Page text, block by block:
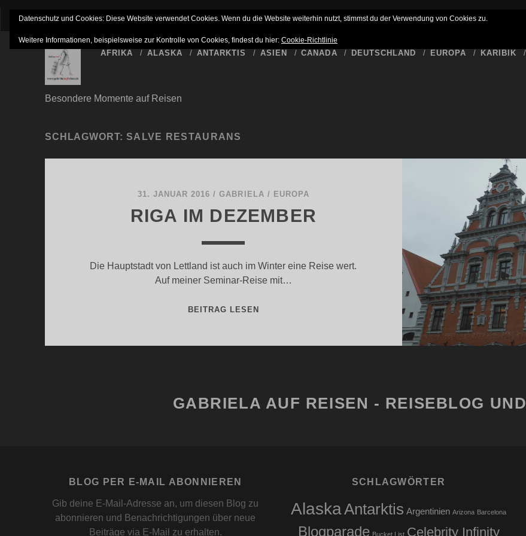
IMPRESSUM NETTIQUETTE HAFTUNGSAUSSCHLUSS BUCKET LIST WER SCHREIBT HIER
Besondere Momente auf Reisen
AFRIKA ALASKA ANTARKTIS ASIEN CANADA DEUTSCHLAND EUROPA KARIBIK
SCHLAGWORT:SALVE RESTAURANS
31. JANUAR 2016 /GABRIELA / EUROPA
RIGA IM DEZEMBER
Die Hauptstadt von Lettland ist auch im Winter eine Reise wert.
Auf meiner Seminar-Reise mit…
BEITRAG LESEN
GABRIELA AUF REISEN - REISEBLOG
BLOG PER E-MAIL ABONNIEREN
Gib deine E-Mail-Adresse an, um diesen Blog zu
abonnieren und Benachrichtigungen über neue
Beiträge via E-Mail zu erhalten.
SCHLAGWÖRTER
AlaskaAntarktis Argentinien Arizona Barcelona
Blogparade Bucket List Celebrity Infinity
Datenschutz und Cookies: Diese Website verwendet Cookies. Wenn du die Website weiterhin nutzt, stimmst du der Verwendung von Cookies zu.
Weitere Informationen, beispielsweise zur Kontrolle von Cookies, findest du hier: Cookie-Richtlinie